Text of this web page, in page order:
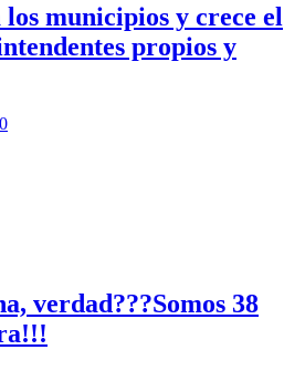
municipios y crece el
propios y
0
verdad???Somos 38